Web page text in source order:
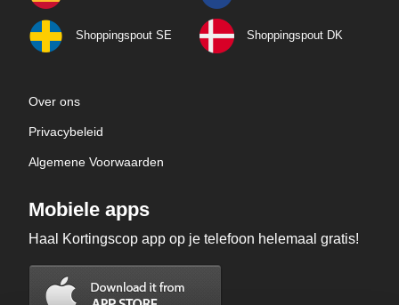
Shoppingspout SE Shoppingspout DK
Over ons
Privacybeleid
Algemene Voorwaarden
Mobiele apps
Haal Kortingscop app op je telefoon helemaal gratis!